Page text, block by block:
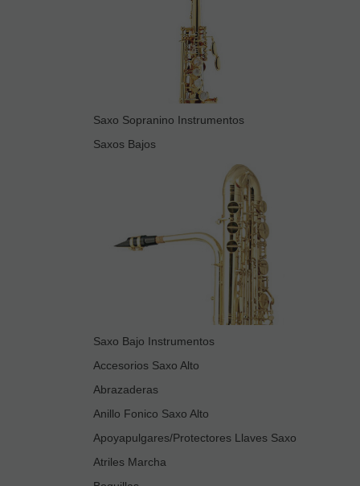
Saxo Sopranino Instrumentos
Saxos Bajos
Saxo Bajo Instrumentos
Accesorios Saxo Alto
Abrazaderas
Anillo Fonico Saxo Alto
Apoyapulgares/Protectores Llaves Saxo
Atriles Marcha